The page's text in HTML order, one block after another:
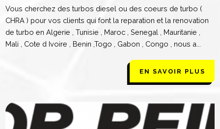
Vous cherchez des turbos diesel ou des coeurs de turbo (
CHRA ) pour vos clients qui font la reparation et la renovation
de turbo en Algerie , Tunisie , Maroc , Senegal , Mauritanie ,
Mali , Cote d Ivoire , Benin ,Togo , Gabon , Congo , nous a...
EN SAVOIR PLUS